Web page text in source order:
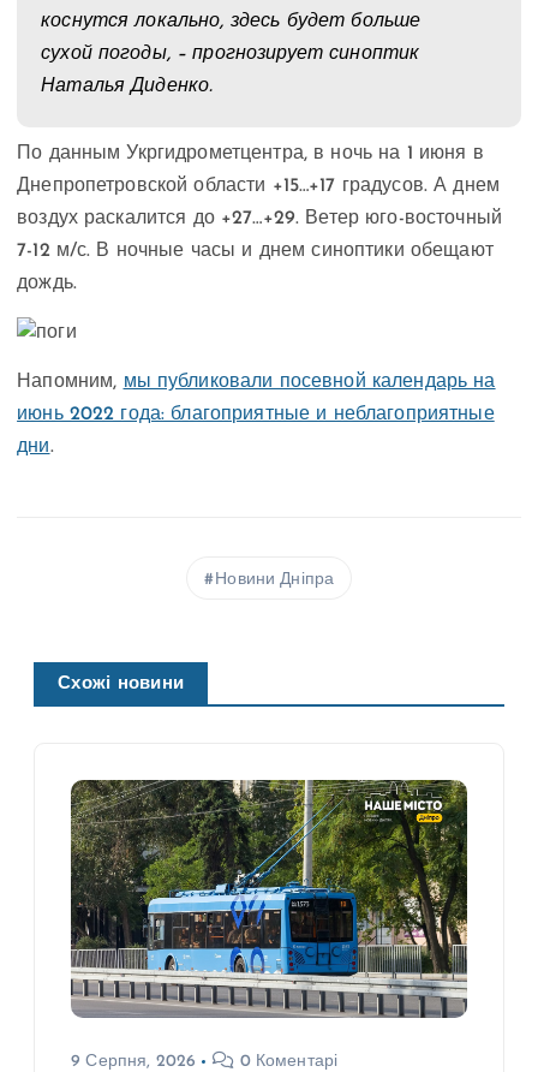
коснутся локально, здесь будет больше
сухой погоды, – прогнозирует синоптик
Наталья Диденко.
По данным Укргидрометцентра, в ночь на 1 июня в
Днепропетровской области +15…+17 градусов. А днем
воздух раскалится до +27…+29. Ветер юго-восточный
7-12 м/с. В ночные часы и днем синоптики обещают
дождь.
Напомним, мы публиковали посевной календарь на
июнь 2022 года: благоприятные и неблагоприятные
дни.
Новини Дніпра
Схожі новини
9 Серпня, 2026 0 Коментарі